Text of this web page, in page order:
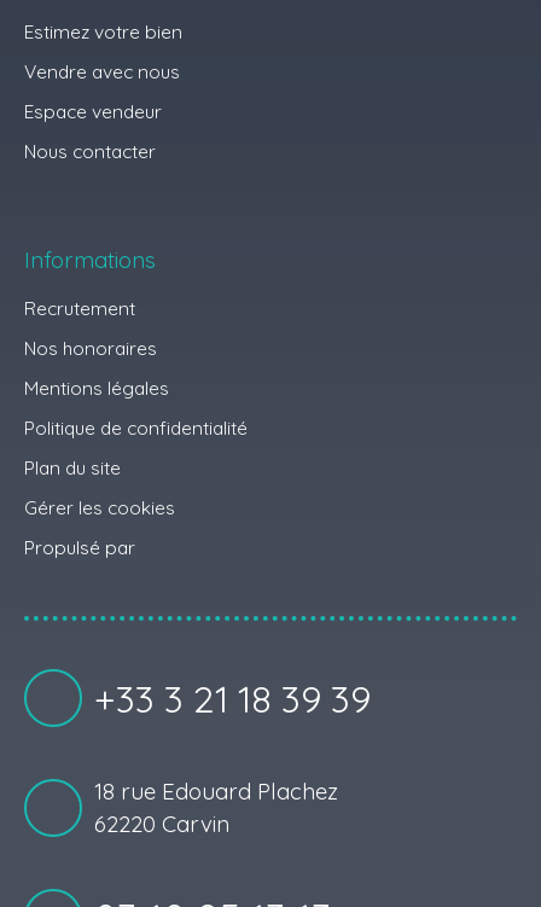
Estimez votre bien
Vendre avec nous
Espace vendeur
Nous contacter
Informations
Recrutement
Nos honoraires
Mentions légales
Politique de confidentialité
Plan du site
Gérer les cookies
Propulsé par
+33 3 21 18 39 39
18 rue Edouard Plachez
62220 Carvin